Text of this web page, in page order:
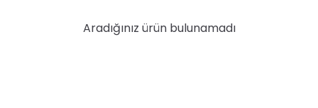
Aradığınız ürün bulunamadı